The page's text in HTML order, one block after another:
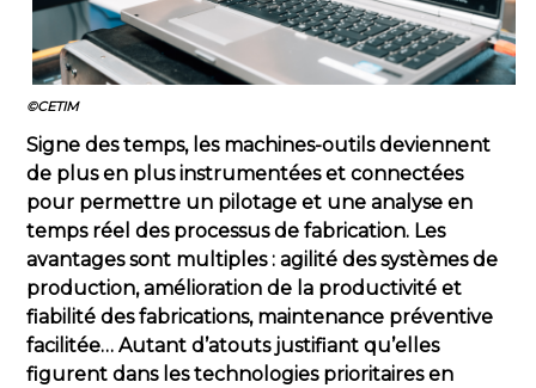
©CETIM
Signe des temps, les machines-outils deviennent
de plus en plus instrumentées et connectées
pour permettre un pilotage et une analyse en
temps réel des processus de fabrication. Les
avantages sont multiples : agilité des systèmes de
production, amélioration de la productivité et
fiabilité des fabrications, maintenance préventive
facilitée… Autant d’atouts justifiant qu’elles
figurent dans les technologies prioritaires en